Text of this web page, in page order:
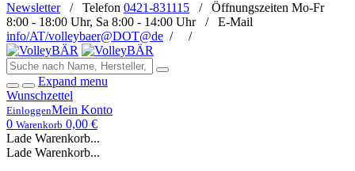
Newsletter/ Telefon 0421-831115 / Öffnungszeiten Mo-Fr
8:00 - 18:00 Uhr, Sa 8:00 - 14:00 Uhr / E-Mail
info/AT/volleybaer@DOT@de / /
Expand menu
Wunschzettel
EinloggenMein Konto
0 Warenkorb 0,00 €
Lade Warenkorb...
Lade Warenkorb...